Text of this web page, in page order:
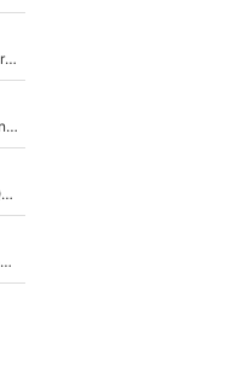
Grégory Lorenzi doit renoncer à cinq signatures en pleine crise financière : L’IA propose sept noms à l’OM pour un mercato réussi... à seulement 5M€ !
«Plus grand, je ferai chauffeur-livreur» : Nouveau sélectionneur des Bleus, Zinédine Zidane s’était imaginé un avenir très différent lorsqu'il était enfant
Johan Micoud en conflit avec un autre chroniqueur de L’EQUIPE du Soir : «Pendant un moment, je ne les ai pas remis ensemble dans l'émission»
Proche de rejoindre Bruno Genesio à l'OM, un ancien international français va finalement débarquer... sur RMC !